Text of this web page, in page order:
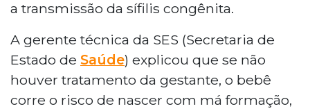
a transmissão da sífilis congênita.
A gerente técnica da SES (Secretaria de
Estado de Saúde) explicou que se não
houver tratamento da gestante, o bebê
corre o risco de nascer com má formação,